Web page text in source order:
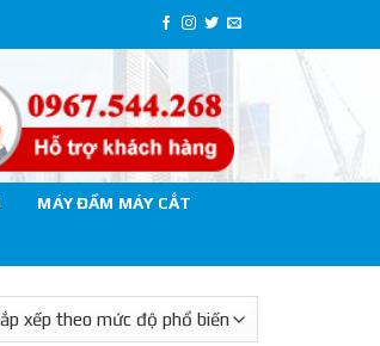
MÁY ĐẦM MÁY CẮT